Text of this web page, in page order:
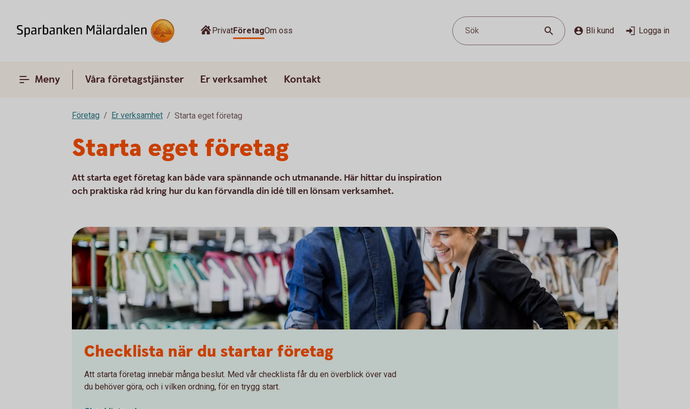
PrivatFöretagOm oss Sök Bli kund Logga in
Meny Våra företagstjänster Er verksamhet Kontakt
Företag Er verksamhet Starta eget företag
Starta eget företag
Att starta eget företag kan både vara spännande och utmanande. Här hittar du inspiration
och praktiska råd kring hur du kan förvandla din idé till en lönsam verksamhet.
Checklista när du startar företag
Att starta företag innebär många beslut. Med vår checklista får du en överblick över vad
du behöver göra, och i vilken ordning, för en trygg start.